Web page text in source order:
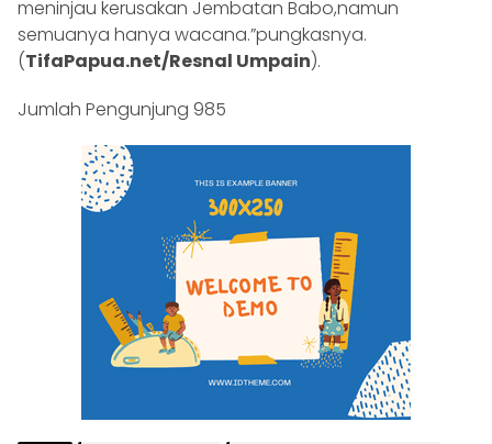
meninjau kerusakan Jembatan Babo,namun
semuanya hanya wacana.”pungkasnya.
(TifaPapua.net/Resnal Umpain).
Jumlah Pengunjung 985